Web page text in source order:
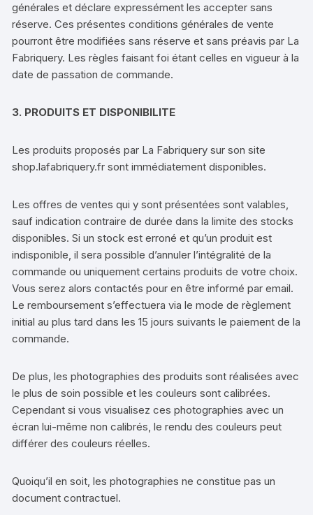
générales et déclare expressément les accepter sans
réserve. Ces présentes conditions générales de vente
pourront être modifiées sans réserve et sans préavis par La
Fabriquery. Les règles faisant foi étant celles en vigueur à la
date de passation de commande.
3. PRODUITS ET DISPONIBILITE
Les produits proposés par La Fabriquery sur son site
shop.lafabriquery.fr sont immédiatement disponibles.
Les offres de ventes qui y sont présentées sont valables,
sauf indication contraire de durée dans la limite des stocks
disponibles. Si un stock est erroné et qu’un produit est
indisponible, il sera possible d’annuler l’intégralité de la
commande ou uniquement certains produits de votre choix.
Vous serez alors contactés pour en être informé par email.
Le remboursement s’effectuera via le mode de règlement
initial au plus tard dans les 15 jours suivants le paiement de la
commande.
De plus, les photographies des produits sont réalisées avec
le plus de soin possible et les couleurs sont calibrées.
Cependant si vous visualisez ces photographies avec un
écran lui-même non calibrés, le rendu des couleurs peut
différer des couleurs réelles.
Quoiqu’il en soit, les photographies ne constitue pas un
document contractuel.